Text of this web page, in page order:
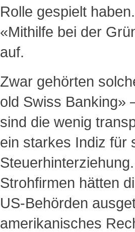
Rolle gespielt
«Mithilfe bei der
auf.
Zwar gehörten
old Swiss Banking»
sind die wenig
ein starkes Indiz für
Strohfirmen hätten
US-Behörden
amerikanisches